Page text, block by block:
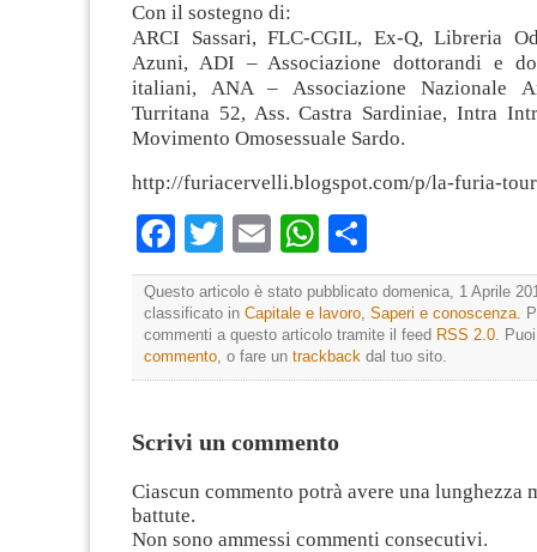
Con il sostegno di:
ARCI Sassari, FLC-CGIL, Ex-Q, Libreria
Azuni, ADI – Associazione dottorandi e
italiani, ANA – Associazione Nazionale
Turritana 52, Ass. Castra Sardiniae, Intra
Movimento Omosessuale Sardo.
http://​furiacervelli.blogspot.com/​p/la-furia-
Facebook
Twitter
EmailWhatsApp
Questo articolo è stato pubblicato domenica, 1 Aprile
classificato in Capitale e lavoro Saperi e conoscenza .
commenti a questo articolo tramite il feed RSS 2.0 .
commento , o fare un trackback dal tuo sito.
Scrivi un commento
Ciascun commento potrà avere una lunghezza
battute.
Non sono ammessi commenti consecutivi.